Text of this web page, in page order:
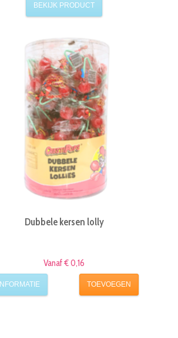
BEKIJK PRODUCT
Dubbele kersen lolly
Vanaf € 0,16
INFORMATIE TOEVOEGEN